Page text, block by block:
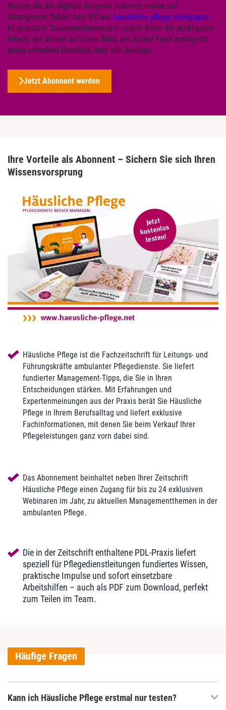
Nutzen Sie die digitale Ausgabe jederzeit online auf
Smartphone, Tablet oder PC auf haeusliche-pflege.net/epaper
KI-gestützte Zusammenfassungen zeigen Ihnen die wichtigsten
Inhalte der Artikel auf einen Blick, der Artikel-Feed ermöglicht
einen schnellen Überblick über alle Beiträge.
Jetzt Abonnent werden
Ihre Vorteile als Abonnent – Sichern Sie sich Ihren
Wissensvorsprung
Häusliche Pflege ist die Fachzeitschrift für Leitungs- und
Führungskräfte ambulanter Pflegedienste. Sie liefert
fundierter Management-Tipps, die Sie in Ihren
Entscheidungen stärken. Mit Erfahrungen und
Expertenmeinungen aus der Praxis berät Sie Häusliche
Pflege in Ihrem Berufsalltag und liefert exklusive
Fachinformationen, mit denen Sie beim Verkauf Ihrer
Pflegeleistungen ganz vorn dabei sind.
Das Abonnement beinhaltet neben Ihrer Zeitschrift
Häusliche Pflege einen Zugang für bis zu 24 exklusiven
Webinaren im Jahr, zu aktuellen Managementthemen in der
ambulanten Pflege.
Die in der Zeitschrift enthaltene PDL-Praxis liefert
speziell für Pflegedienstleitungen fundiertes Wissen,
praktische Impulse und sofort einsetzbare
Arbeitshilfen – auch als PDF zum Download, perfekt
zum Teilen im Team.
Häufige Fragen
Kann ich Häusliche Pflege erstmal nur testen?